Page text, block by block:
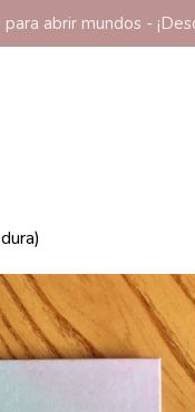
para abrir mundos -